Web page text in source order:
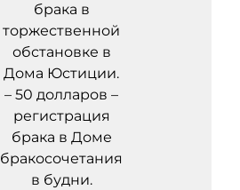
брака в
торжественной
обстановке в
Дома Юстиции.
– 50 долларов –
регистрация
брака в Доме
бракосочетания
в будни.